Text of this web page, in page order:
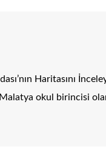
Haritasını
okul birincisi